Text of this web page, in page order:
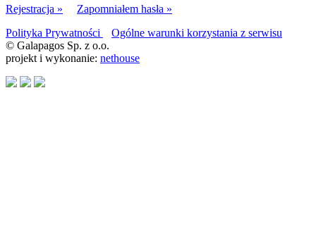
Rejestracja »
Zapomniałem hasła »
Polityka Prywatności
Ogólne warunki korzystania z serwisu
© Galapagos Sp. z o.o.
projekt i wykonanie: nethouse